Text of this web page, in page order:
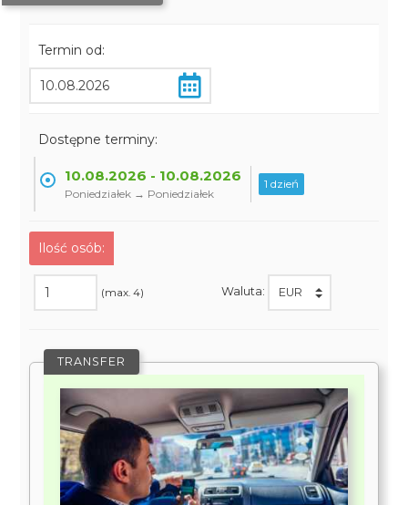
Termin od:
Dostępne terminy:
10.08.2026 - 10.08.2026
Poniedziałek → Poniedziałek
1 dzień
Ilość osób:
(max. 4) Waluta:
TRANSFER